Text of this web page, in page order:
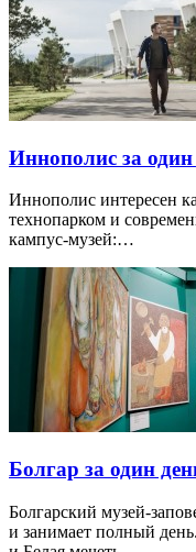
Иннополис за
Иннополис интересен
технопарком и
кампус-музей:…
Болгар за один
Болгарский музей-
и занимает полный